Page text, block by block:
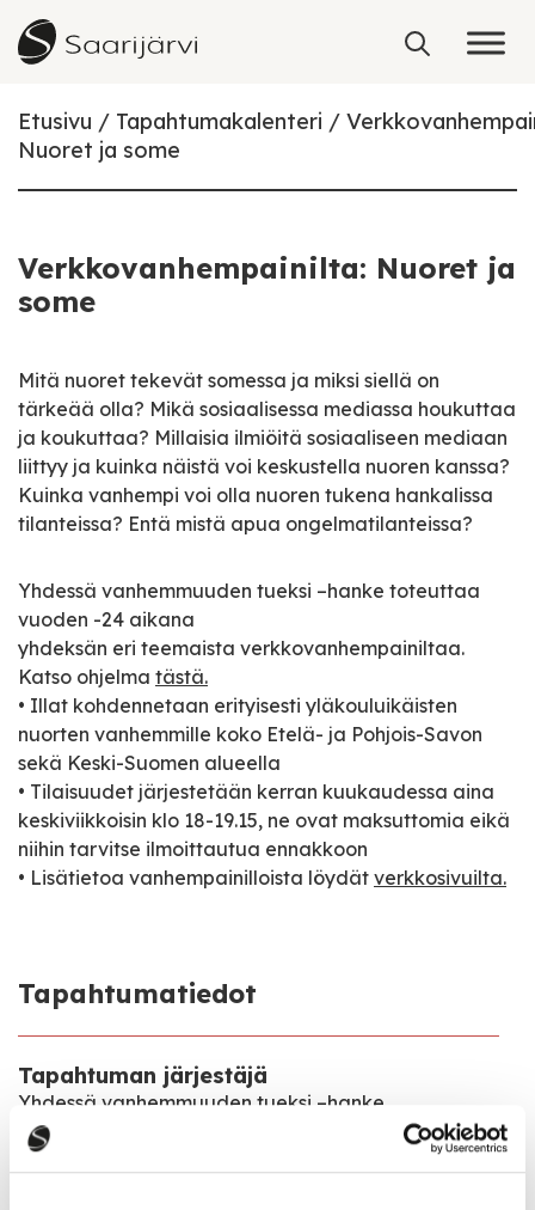
Skip to content
Etusivu Tapahtumakalenteri
Nuoret ja some
Verkkovanhempainilta: Nuoret ja
some
Mitä nuoret tekevät somessa ja miksi siellä on
tärkeää olla? Mikä sosiaalisessa mediassa houkuttaa
ja koukuttaa? Millaisia ilmiöitä sosiaaliseen mediaan
liittyy ja kuinka näistä voi keskustella nuoren kanssa?
Kuinka vanhempi voi olla nuoren tukena hankalissa
tilanteissa? Entä mistä apua ongelmatilanteissa?
Yhdessä vanhemmuuden tueksi –hanke toteuttaa
vuoden -24 aikana
yhdeksän eri teemaista verkkovanhempainiltaa.
Katso ohjelma tästä.
• Illat kohdennetaan erityisesti yläkouluikäisten
nuorten vanhemmille koko Etelä- ja Pohjois-Savon
sekä Keski-Suomen alueella
• Tilaisuudet järjestetään kerran kuukaudessa aina
keskiviikkoisin klo 18-19.15, ne ovat maksuttomia eikä
niihin tarvitse ilmoittautua ennakkoon
• Lisätietoa vanhempainilloista löydät verkkosivuilta.
Tapahtumatiedot
Tapahtuman järjestäjä
Yhdessä vanhemmuuden tueksi –hanke